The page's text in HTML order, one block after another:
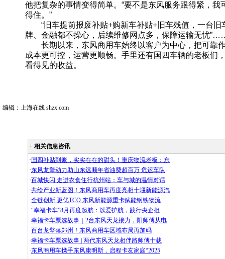
他把复杂的事情变得简单。“要不是东风服务跟得紧，
得住。”
“旧车提前报废补贴+购新车补贴+旧车残值，一台旧
牌、金融都不操心，后续维修网点多，保障运输无忧
长期以来，东风商用车始终以客户为中心，把可靠
成本更可控，运营更顺畅。手里还有国四车辆的老板们
看得见的收益。
编辑：上海在线 shzx.com
+ 相关信息咨讯
· 国四补贴到账，实实在在的甜头！重庆物流老板：东
·东风龙擎动力助山东远顺年省油费超百万 危运车队
·百城快闪 走进衣食住行杭州站：车与城的温情对话
·共绘产业新蓝图！东风商用车再度亮相十堰新能源汽
·全链创新 更优TCO 东风新能源重卡赋能钢铁物流
·“幸福卡车”8月再度起航：以爱护航，践行央企担
·幸福卡车票选故事｜2台东风天龙接力，阳师傅从电
·百台龙擎落郑州！东风商用车区域布局再加码
·幸福卡车票选故事 | 两代东风天龙相伴路师傅十载
·东风商用车携手东风康明斯，启程卡友家庭“2025